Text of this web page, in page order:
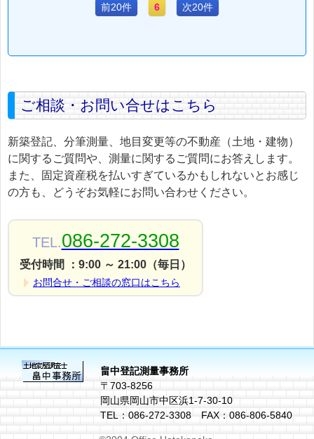
前20件 6 次20件
ご相談・お問い合せはこちら
新築登記、分筆測量、地目変更等の不動産（土地・建物）
に関するご質問や、測量に関するご質問にお答えします。
また、固定資産税を払いすぎているかもしれないとお感じ
の方も、どうぞお気軽にお問い合わせください。
TEL.086-272-3308
受付時間 ：9:00 ～ 21:00（毎日）
お問合せ・ご相談の窓口はこちら
畠中登記測量事務所
〒703-8256
岡山県岡山市中区浜1-7-30-10
TEL：086-272-3308 FAX：086-806-5840